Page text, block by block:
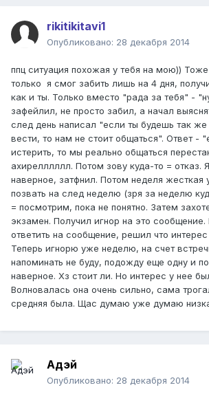
rikitikitavi1
Опубликовано: 28 декабря 2014
ппц ситуация похожая у тебя на мою))
только я смог забить лишь на 4 дня,
как и ты. Только вместо "рада за тебя" -
зафейлил, не просто забил, а начал
след день написал "если ты будешь так
вести, то нам не стоит общаться". Ответ -
истерить, то мы реально общаться
ахирелллллл. Потом зову куда-то = отказ.
наверное, затфнил. Потом неделя жесткая
позвать на след неделю (зря за неделю
= посмотрим, пока не понятно. Затем
экзамен. Получил игнор на это
ответить на сообщение, решил что
Теперь игнорю уже неделю, на счет
напоминать не буду, подожду еще одну и
наверное. Хз стоит ли. Но интерес у нее
Волновалась она очень сильно, сама
средняя была. Щас думаю уже думаю
Адэй
Опубликовано: 28 декабря 2014